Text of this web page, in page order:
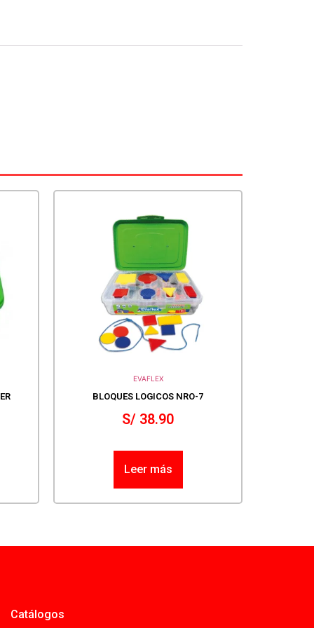
EVAFLEX
BLOQUES LOGICOS NRO-7
S/ 38.90
Leer más
Catálogos